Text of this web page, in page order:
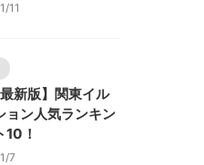
11
新版】関東イル
ョン人気ランキン
10！
7